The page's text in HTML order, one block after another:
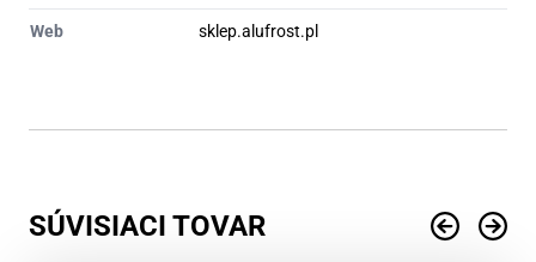
Web sklep.alufrost.pl
SÚVISIACI TOVAR